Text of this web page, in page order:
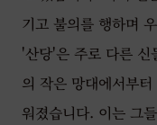
기고 불의를 행하며
'산당'은 주로 다른 신
의 작은 망대에서부
워졌습니다. 이는 그